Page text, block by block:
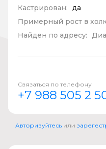
Кастрирован: да
Примерный рост в
Найден по адресу:
Связаться по телефону
+7 988 505 2
Авторизуйтесь или